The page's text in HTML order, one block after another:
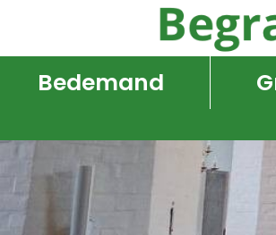
Bedemand